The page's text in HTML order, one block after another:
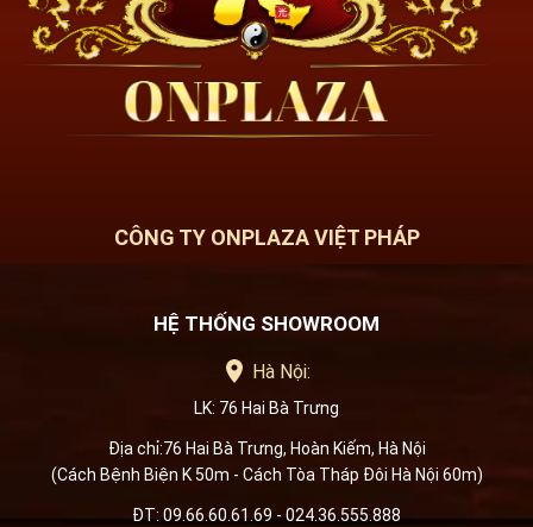
CÔNG TY ONPLAZA VIỆT PHÁP
HỆ THỐNG SHOWROOM
Hà Nội:
LK: 76 Hai Bà Trưng
Địa chỉ:76 Hai Bà Trưng, Hoàn Kiếm, Hà Nội
(Cách Bệnh Biện K 50m - Cách Tòa Tháp Đôi Hà Nội 60m)
ĐT: 09.66.60.61.69 - 024.36.555.888